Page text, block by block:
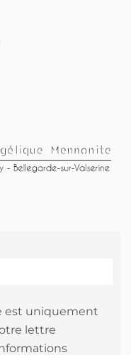
est uniquement
lettre